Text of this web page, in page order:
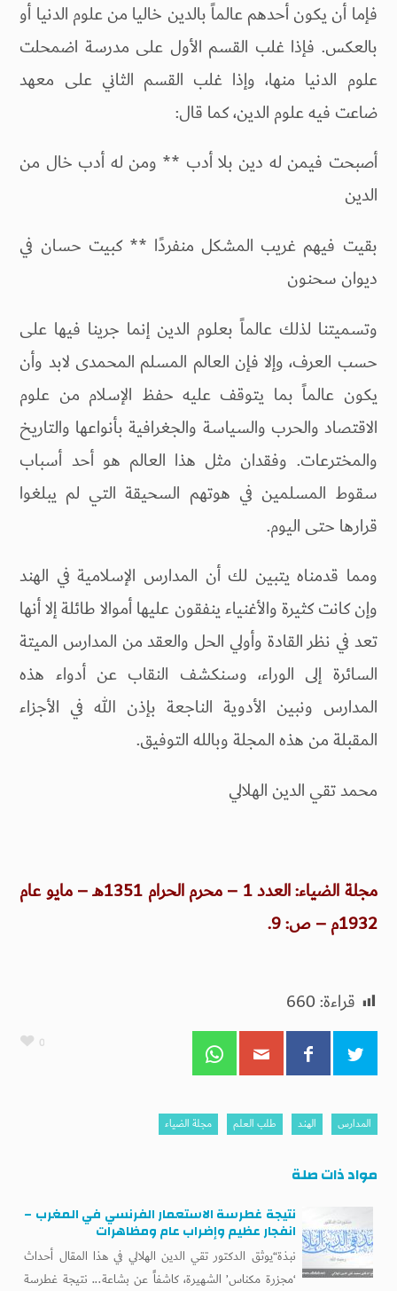
فإما أن يكون أحدهم عالماً بالدين خاليا من علوم الدنيا أو
بالعكس. فإذا غلب القسم الأول على مدرسة اضمحلت
علوم الدنيا منها، وإذا غلب القسم الثاني على معهد
ضاعت فيه علوم الدين، كما قال:
أصبحت فيمن له دین بلا أدب ** ومن له أدب خال من
الدين
بقيت فيهم غريب المشكل منفردًا ** كبيت حسان في
ديوان سحنون
وتسميتنا لذلك عالماً بعلوم الدين إنما جرينا فيها على
حسب العرف، وإلا فإن العالم المسلم المحمدى لابد وأن
يكون عالماً بما يتوقف عليه حفظ الإسلام من علوم
الاقتصاد والحرب والسياسة والجغرافية بأنواعها والتاريخ
والمخترعات. وفقدان مثل هذا العالم هو أحد أسباب
سقوط المسلمين في هوتهم السحيقة التي لم يبلغوا
قرارها حتى اليوم.
ومما قدمناه يتبين لك أن المدارس الإسلامية في الهند
وإن كانت كثيرة والأغنياء ينفقون عليها أموالا طائلة إلا أنها
تعد في نظر القادة وأولي الحل والعقد من المدارس الميتة
السائرة إلى الوراء، وسنكشف النقاب عن أدواء هذه
المدارس ونبين الأدوية الناجعة بإذن الله في الأجزاء
المقبلة من هذه المجلة وبالله التوفيق.
محمد تقي الدين الهلالي
مجلة الضياء: العدد 1 – محرم الحرام 1351هـ – مايو عام
1932م – ص: 9.
قراءة:660
0
المدارس الهند طلب العلم مجلة الضياء
مواد ذات صلة
نتيجة غطرسة الاستعمار الفرنسي في المغرب –
انفجار عظيم وإضراب عام ومظاهرات
نبذة“يوثق الدكتور تقي الدين الهلالي في هذا المقال أحداث
‘مجزرة مكناس’ الشهيرة، كاشفاً عن بشاعة... نتيجة غطرسة